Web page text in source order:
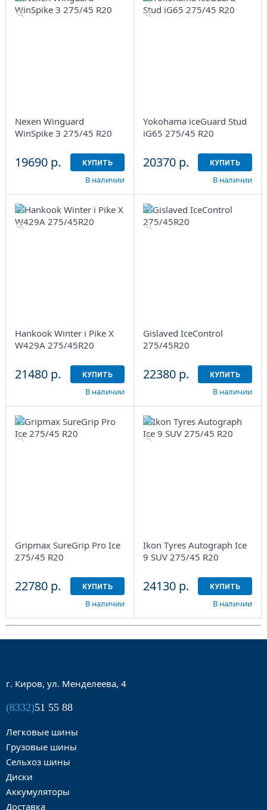
Nexen Winguard
WinSpike 3 275/45 R20
19690 р. КУПИТЬ
В наличии
Yokohama iceGuard Stud
iG65 275/45 R20
20370 р. КУПИТЬ
В наличии
Hankook Winter i Pike X
W429A 275/45R20
21480 р. КУПИТЬ
В наличии
Gislaved IceControl
275/45R20
22380 р. КУПИТЬ
В наличии
Gripmax SureGrip Pro Ice
275/45 R20
22780 р. КУПИТЬ
В наличии
Ikon Tyres Autograph Ice
9 SUV 275/45 R20
24130 р. КУПИТЬ
В наличии
г. Киров, ул. Менделеева, 4
(8332)51 55 88
Легковые шины
Грузовые шины
Сельхоз шины
Диски
Аккумуляторы
Доставка